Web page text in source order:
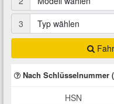
3
Nach Schlüsselnummer
HSN
Heizung und
Kraftstoffsystem
Kühlung
Montage
Rostlöser
Total Motoröle
Druckluft
Fahrwerk
Halterung
Glühlampen
Kofferraumwanne
VW Ersatzteile
Abarth Ersatzteile
Alfa Romeo